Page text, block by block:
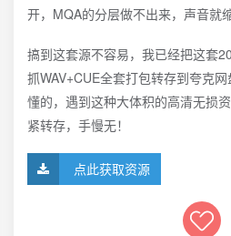
开，MQA的分层做不出来，声音就
搞到这套源不容易，我已经把这套
抓WAV+CUE全套打包转存到夸克
懂的，遇到这种大体积的高清无损
紧转存，手慢无！
点此获取资源